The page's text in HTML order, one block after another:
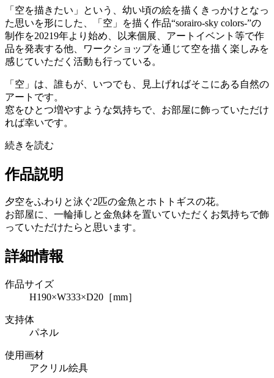
「空を描きたい」という、幼い頃の絵を描くきっかけとなっ
た思いを形にした、「空」を描く作品“sorairo-sky colors-”の
制作を20219年より始め、以来個展、アートイベント等で作
品を発表する他、ワークショップを通じて空を描く楽しみを
感じていただく活動も行っている。
「空」は、誰もが、いつでも、見上げればそこにある自然の
アートです。
窓をひとつ増やすような気持ちで、お部屋に飾っていただけ
れば幸いです。
続きを読む
作品説明
夕空をふわりと泳ぐ2匹の金魚とホトトギスの花。
お部屋に、一輪挿しと金魚鉢を置いていただくお気持ちで飾
っていただけたらと思います。
詳細情報
作品サイズ
H190×W333×D20［mm］
支持体
パネル
使用画材
アクリル絵具